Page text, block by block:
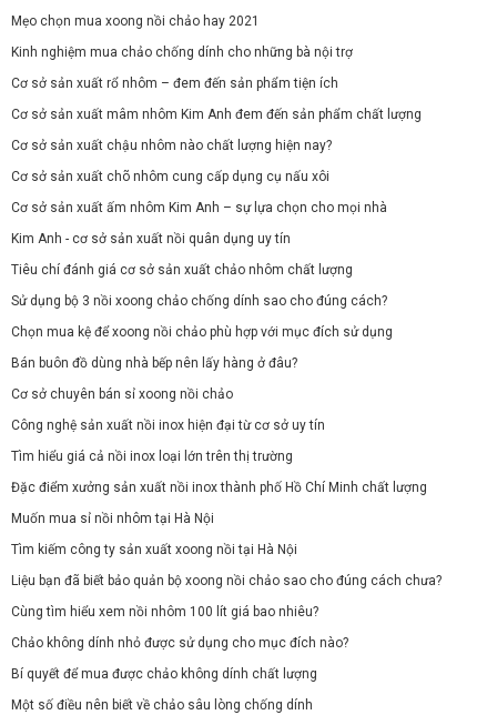
Mẹo chọn mua xoong nồi chảo hay 2021
Kinh nghiệm mua chảo chống dính cho những bà nội trợ
Cơ sở sản xuất rổ nhôm – đem đến sản phẩm tiện ích
Cơ sở sản xuất mâm nhôm Kim Anh đem đến sản phẩm chất lượng
Cơ sở sản xuất chậu nhôm nào chất lượng hiện nay?
Cơ sở sản xuất chõ nhôm cung cấp dụng cụ nấu xôi
Cơ sở sản xuất ấm nhôm Kim Anh – sự lựa chọn cho mọi nhà
Kim Anh - cơ sở sản xuất nồi quân dụng uy tín
Tiêu chí đánh giá cơ sở sản xuất chảo nhôm chất lượng
Sử dụng bộ 3 nồi xoong chảo chống dính sao cho đúng cách?
Chọn mua kệ để xoong nồi chảo phù hợp với mục đích sử dụng
Bán buôn đồ dùng nhà bếp nên lấy hàng ở đâu?
Cơ sở chuyên bán sỉ xoong nồi chảo
Công nghệ sản xuất nồi inox hiện đại từ cơ sở uy tín
Tìm hiểu giá cả nồi inox loại lớn trên thị trường
Đặc điểm xưởng sản xuất nồi inox thành phố Hồ Chí Minh chất lượng
Muốn mua sỉ nồi nhôm tại Hà Nội
Tìm kiếm công ty sản xuất xoong nồi tại Hà Nội
Liệu bạn đã biết bảo quản bộ xoong nồi chảo sao cho đúng cách chưa?
Cùng tìm hiểu xem nồi nhôm 100 lít giá bao nhiêu?
Chảo không dính nhỏ được sử dụng cho mục đích nào?
Bí quyết để mua được chảo không dính chất lượng
Một số điều nên biết về chảo sâu lòng chống dính